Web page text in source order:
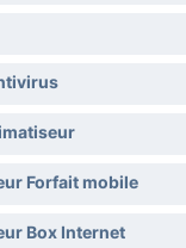
Forfait mobile
Box Internet